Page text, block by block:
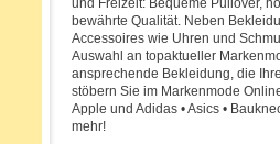
und Freizeit: Bequeme Pullover,
bewährte Qualität. Neben
Accessoires wie Uhren und
Auswahl an topaktueller
ansprechende Bekleidung, die
stöbern Sie im Markenmode
Apple und Adidas • Asics •
mehr!